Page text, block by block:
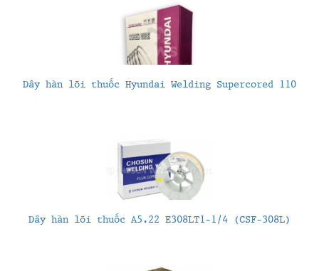
Dây hàn lõi thuốc Hyundai Welding Supercored 110
Dây hàn lõi thuốc A5.22 E308LT1-1/4 (CSF-308L)